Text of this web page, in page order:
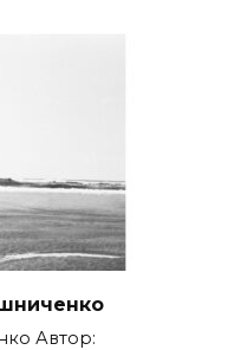
Автор: